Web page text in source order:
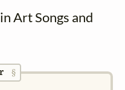
Art Songs and
§